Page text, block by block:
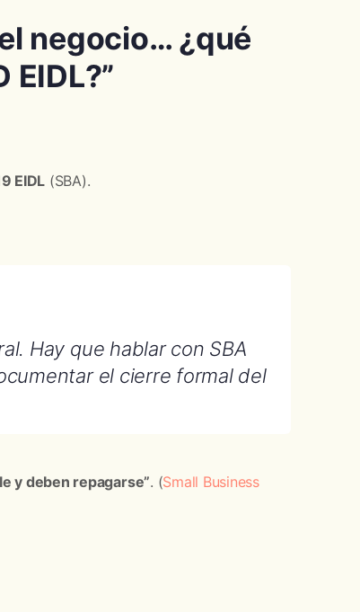
negocio… ¿qué
EIDL (SBA).
Hay que hablar con SBA
el cierre formal del
y deben repagarse”. (Small Business